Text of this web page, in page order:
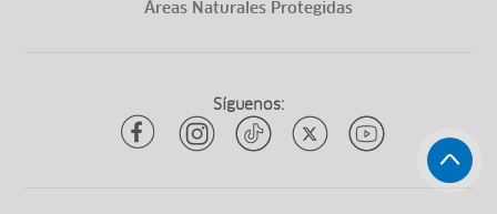
Áreas Naturales Protegidas
Síguenos: